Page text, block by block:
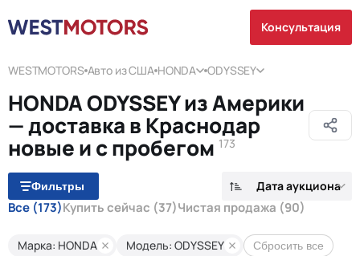
Консультация
WESTMOTORS Авто из США HONDA ODYSSEY
HONDA ODYSSEY из Америки
— доставка в Краснодар
новые и с пробегом 173
Фильтры Дата аукциона
Все (173)Купить сейчас (37)Чистая продажа (90)
Марка: HONDA Модель: ODYSSEY Сбросить все